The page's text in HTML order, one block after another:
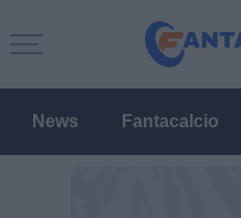
News Fantacalcio